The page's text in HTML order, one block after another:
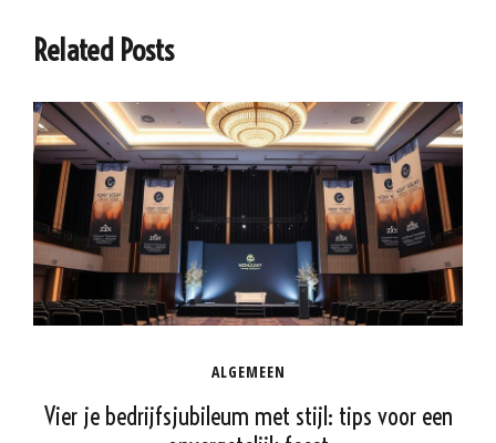
Related Posts
ALGEMEEN
Vier je bedrijfsjubileum met stijl: tips voor een